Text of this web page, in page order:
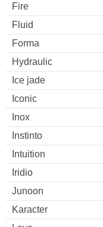
Fire
Fluid
Forma
Hydraulic
Ice jade
Iconic
Inox
Instinto
Intuition
Iridio
Junoon
Karacter